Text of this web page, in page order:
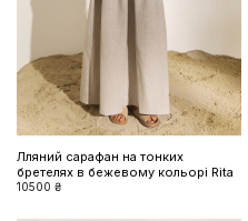
Лляний сарафан на тонких
бретелях в бежевому кольорі Rita
10500 ₴